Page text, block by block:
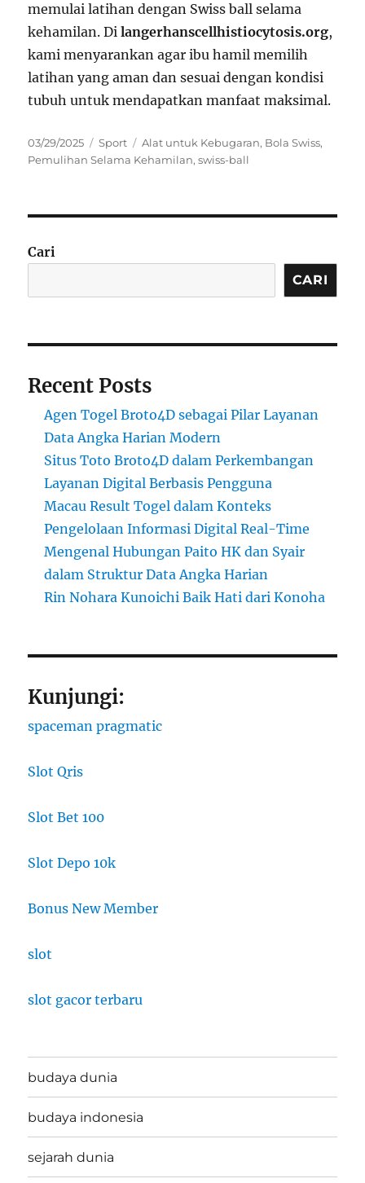
memulai latihan dengan Swiss ball selama
kehamilan. Dilangerhanscellhistiocytosis.org,
kami menyarankan agar ibu hamil memilih
latihan yang aman dan sesuai dengan kondisi
tubuh untuk mendapatkan manfaat maksimal.
Posted
on
03/29/2025 Categories
Sport Tags
Alat untuk Kebugaran, Bola Swiss,
Pemulihan Selama Kehamilan,swiss-ball
Cari
CARI
Recent Posts
Agen Togel Broto4D sebagai Pilar Layanan
Data Angka Harian Modern
Situs Toto Broto4D dalam Perkembangan
Layanan Digital Berbasis Pengguna
Macau Result Togel dalam Konteks
Pengelolaan Informasi Digital Real-Time
Mengenal Hubungan Paito HK dan Syair
dalam Struktur Data Angka Harian
Rin Nohara Kunoichi Baik Hati dari Konoha
Kunjungi:
spaceman pragmatic
Slot Qris
Slot Bet 100
Slot Depo 10k
Bonus New Member
slot
slot gacor terbaru
budaya dunia
budaya indonesia
sejarah dunia